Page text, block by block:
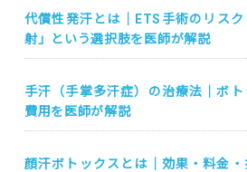
代償性発汗とは｜ETS手術のリス
射」という選択肢を医師が解説
手汗（手掌多汗症）の治療法｜ボト
費用を医師が解説
顔汗ボトックスとは｜効果・料金